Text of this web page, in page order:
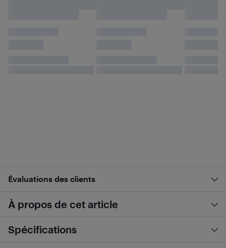
Évaluations des clients
À propos de cet article
Spécifications